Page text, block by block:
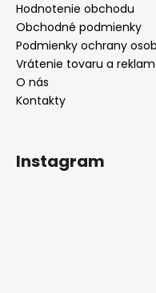
Hodnotenie obchodu
Obchodné podmienky
Podmienky ochrany
Vrátenie tovaru a
O nás
Kontakty
Instagram